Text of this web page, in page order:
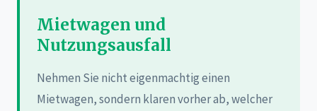
Mietwagen und
Nutzungsausfall
Nehmen Sie nicht eigenmachtig einen
Mietwagen, sondern klaren vorher ab, welcher